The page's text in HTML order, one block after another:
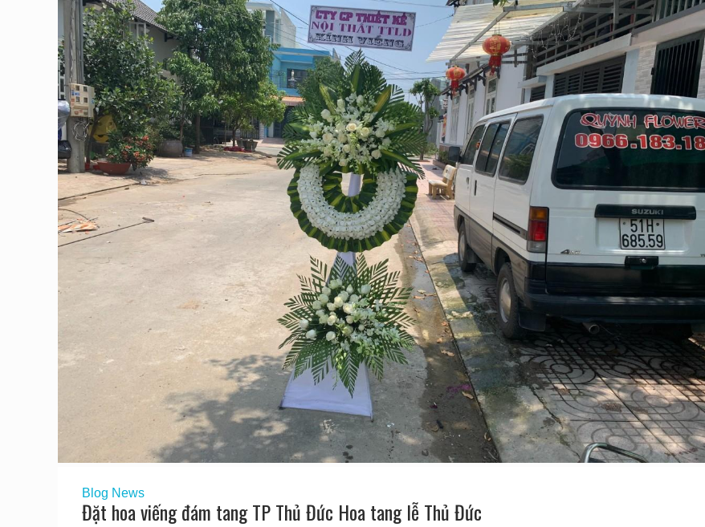
Blog News
Đặt hoa viếng đám tang TP Thủ Đức Hoa tang lễ Thủ Đức